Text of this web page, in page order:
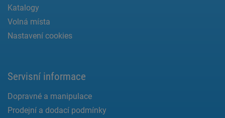
Katalogy
Volná místa
Nastavení cookies
Servisní informace
Dopravné a manipulace
Prodejní a dodací podmínky